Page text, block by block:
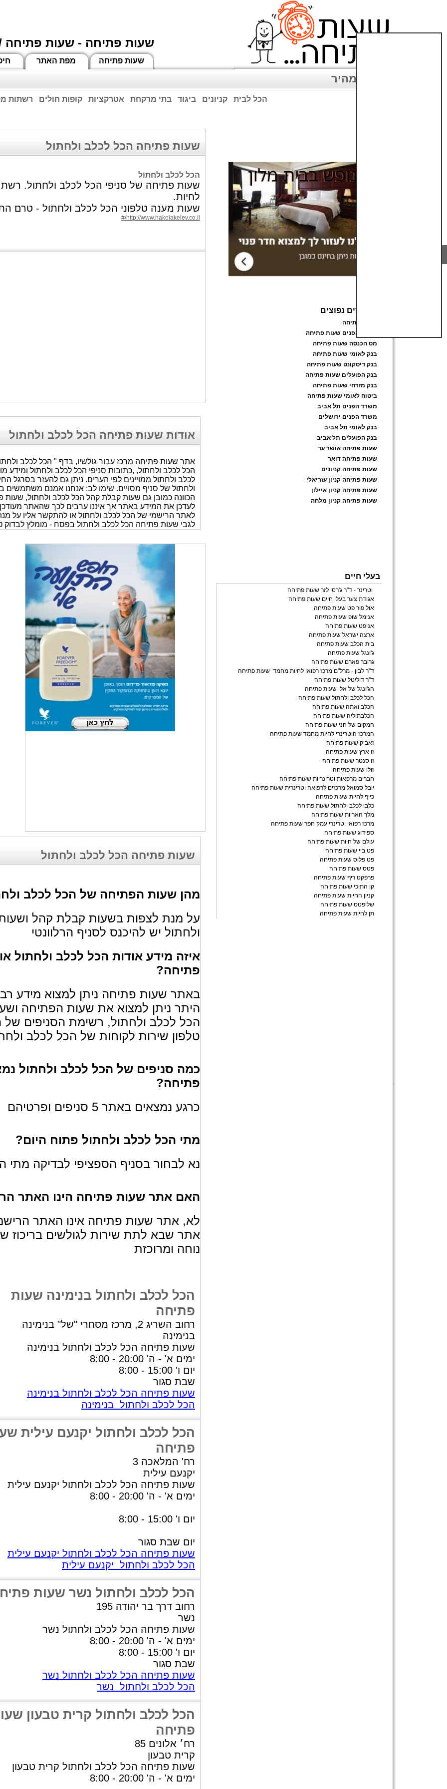
שעות פתיחה - שעות פתיחה
מפת האתר שעות פתיחה
ניווט מהיר
רשתות קופות חולים אטרקציות בתי מרקחת ביגוד קניונים הכל לבית
שעות פתיחה הכל לכלב ולחתול
הכל לכלב ולחתול
שעות פתיחה של סניפי הכל לכלב ולחתול. רשת
לחיות.
שעות מענה טלפוני הכל לכלב ולחתול - טרם
http://www.hakolakelev.co.il/#
אודות שעות פתיחה הכל לכלב ולחתול
אתר שעות פתיחה מרכז עבור גולשיו, בדף " הכל לכלב
הכל לכלב ולחתול, ,כתובות סניפי הכל לכלב ולחתול
לכלב ולחתול ממויינים לפי הערים. ניתן גם להעזר בסרגל
ולחתול של סניף מסויים. שימו לב: אנחנו אמנם משתמשים
הכוונה כמובן גם שעות קבלת קהל הכל לכלב ולחתול, שעות
לאתר הרישמי של הכל לכלב ולחתול או להתקשר אליו על
לגבי שעות פתיחה הכל לכלב ולחתול בפסח - מומלץ לבדוק
שעות פתיחה הכל לכלב ולחתול
מהן שעות הפתיחה של הכל לכלב
על מנת לצפות בשעות קבלת קהל
ולחתול יש להיכנס לסניף הרלוונטי
איזה מידע אודות הכל לכלב ולחתול
פתיחה?
באתר שעות פתיחה ניתן למצוא מידע
היתר ניתן למצוא את שעות הפתיחה
הכל לכלב ולחתול, רשימת הסניפים
טלפון שירות לקוחות של הכל לכלב
כמה סניפים של הכל לכלב ולחתול
פתיחה?
כרגע נמצאים באתר 5 סניפים ופרטיהם
מתי הכל לכלב ולחתול פתוח היום?
נא לבחור בסניף הספציפי לבדיקה מתי
האם אתר שעות פתיחה הינו האתר
לא, אתר שעות פתיחה אינו האתר
אתר שבא לתת שירות לגולשים בריכוז
נוחה ומרוכזת
הכל לכלב ולחתול בנימינה שעות
פתיחה
רחוב השריג 2, מרכז מסחרי "של" בנימינה
בנימינה
שעות פתיחה הכל לכלב ולחתול בנימינה
ימים א' - ה' 20:00 - 8:00
יום ו' 15:00 - 8:00
שבת סגור
שעות פתיחה הכל לכלב ולחתול בנימינה
הכל לכלב ולחתול בנימינה
הכל לכלב ולחתול יקנעם עילית
פתיחה
רח' המלאכה 3
יקנעם עילית
שעות פתיחה הכל לכלב ולחתול יקנעם עילית
ימים א' - ה' 20:00 - 8:00
יום ו' 15:00 - 8:00
יום שבת סגור
שעות פתיחה הכל לכלב ולחתול יקנעם עילית
הכל לכלב ולחתול יקנעם עילית
הכל לכלב ולחתול נשר שעות
רחוב דרך בר יהודה 195
נשר
שעות פתיחה הכל לכלב ולחתול נשר
ימים א' - ה' 20:00 - 8:00
יום ו' 15:00 - 8:00
שבת סגור
שעות פתיחה הכל לכלב ולחתול נשר
הכל לכלב ולחתול נשר
הכל לכלב ולחתול קרית טבעון
פתיחה
רח׳ אלונים 85
קרית טבעון
שעות פתיחה הכל לכלב ולחתול קרית טבעון
ימים א' - ה' 20:00 - 8:00
חיפושים נפוצים
שעות פתיחה
משרד הפנים שעות פתיחה
מס הכנסה שעות פתיחה
בנק לאומי שעות פתיחה
בנק דיסקונט שעות פתיחה
בנק הפועלים שעות פתיחה
בנק מזרחי שעות פתיחה
ביטוח לאומי שעות פתיחה
משרד הפנים תל אביב
משרד הפנים ירושלים
בנק לאומי תל אביב
בנק הפועלים תל אביב
שעות פתיחה אושר עד
שעות פתיחה דואר
שעות פתיחה קניונים
שעות פתיחה קניון עזריאלי
שעות פתיחה קניון איילון
שעות פתיחה קניון מלחה
בעלי חיים
וטרינר - ד"ר ג'רסי לזר שעות פתיחה
אגודת צער בעלי חיים שעות פתיחה
אול פור פט שעות פתיחה
אנימל שופ שעות פתיחה
אניפט שעות פתיחה
ארצה ישראל שעות פתיחה
בית הכלב שעות פתיחה
ג'ונגל שעות פתיחה
גרובר פארם שעות פתיחה
ד"ר לבון - מרל"ם מרכז רפואי לחיות מחמד שעות פתיחה
ד''ר דוליטל שעות פתיחה
הג'ונגל של אלי שעות פתיחה
הכל לכלב ולחתול שעות פתיחה
הכלב ואתה שעות פתיחה
הכלבתוליה שעות פתיחה
המקום של חני שעות פתיחה
המרכז הוטרינרי לחיות מחמד שעות פתיחה
זאביק שעות פתיחה
זו ארץ שעות פתיחה
זו סנטר שעות פתיחה
זולו שעות פתיחה
חברים מרפאות וטרינריות שעות פתיחה
יובל סמואל מרכזים לרפואה וטרינרית שעות פתיחה
כייף לחיות שעות פתיחה
כלבו לכלב ולחתול שעות פתיחה
מלך האריות שעות פתיחה
מרכז רפואי וטרינרי עמק חפר שעות פתיחה
ספידוג שעות פתיחה
עולם של חיות שעות פתיחה
פט ביי שעות פתיחה
פט פלוס שעות פתיחה
פטס שעות פתיחה
פרפקט ריף שעות פתיחה
קן התוכי שעות פתיחה
קניון החיות שעות פתיחה
שליפטס שעות פתיחה
תן לחיות שעות פתיחה